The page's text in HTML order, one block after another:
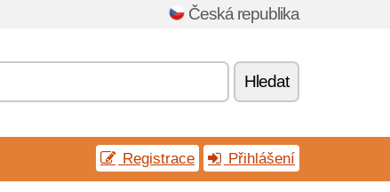
Česká republika
Hledat
Registrace Přihlášení